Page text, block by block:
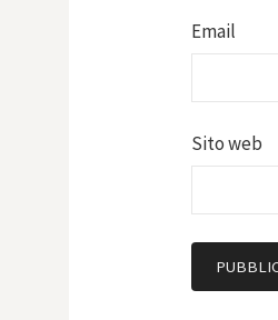
Email
Sito web